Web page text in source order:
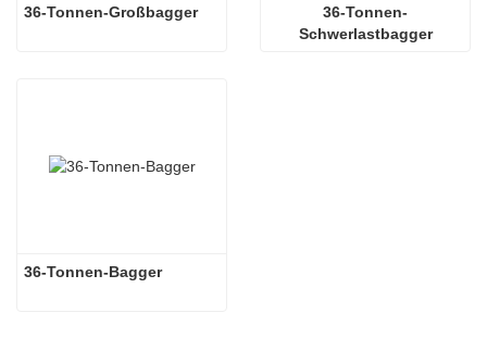
36-Tonnen-Großbagger
36-Tonnen-
Schwerlastbagger
36-Tonnen-Bagger